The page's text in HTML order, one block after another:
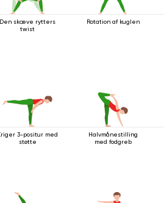
Den skæve rytters
twist
Rotation af kuglen
3-positur med
støtte
Halvmånestilling
med fodgreb